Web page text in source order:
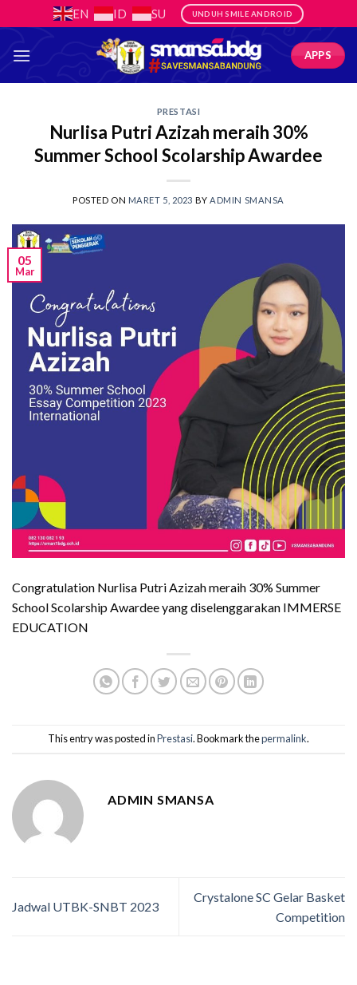
to
content
EN ID SU UNDUH SMILE ANDROID
APPS
PRESTASI
Nurlisa Putri Azizah meraih 30%
Summer School Scolarship Awardee
POSTED ON MARET 5, 2023 BY ADMIN SMANSA
05
Mar
Congratulation Nurlisa Putri Azizah meraih 30% Summer
School Scolarship Awardee yang diselenggarakan IMMERSE
EDUCATION
This entry was posted inPrestasi. Bookmark thepermalink.
ADMIN SMANSA
Jadwal UTBK-SNBT 2023
Crystalone SC Gelar Basket
Competition